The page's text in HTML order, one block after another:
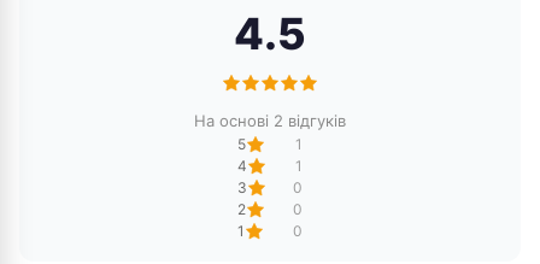
4.5
На основі 2 відгуків
5
1
4
1
3
0
2
0
1
0